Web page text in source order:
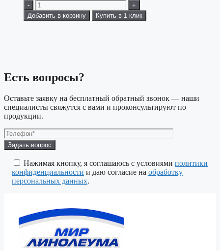
-
+
Добавить в корзину
Купить в 1 клик
Есть вопросы?
Оставьте заявку на бесплатный обратный звонок — наши
специалисты свяжутся с вами и проконсультируют по
продукции.
Оставьте
это
поле
пустым.
Нажимая кнопку, я соглашаюсь с условиями политики
конфиденциальности и даю согласие на обработку
персональных данных.